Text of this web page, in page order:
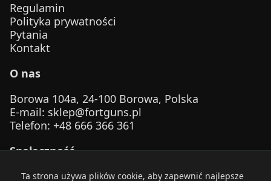
Regulamin
Polityka prywatności
Pytania
Kontakt
O nas
Borowa 104a, 24-100 Borowa, Polska
E-mail: sklep@fortguns.pl
Telefon: +48 666 366 361
Społeczność
Ta strona używa plików cookie, aby zapewnić najlepsze